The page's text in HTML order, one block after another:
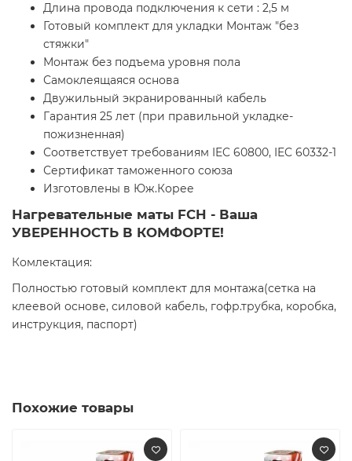
Длина провода подключения к сети : 2,5 м
Готовый комплект для укладки Монтаж "без
стяжки"
Монтаж без подъема уровня пола
Самоклеящаяся основа
Двужильный экранированный кабель
Гарантия 25 лет (при правильной укладке-
пожизненная)
Соответствует требованиям IEC 60800, IEC 60332-1
Сертификат таможенного союза
Изготовлены в Юж.Корее
Нагревательные маты FCH - Ваша
УВЕРЕННОСТЬ В КОМФОРТЕ!
Комлектация:
Полностью готовый комплект для монтажа(сетка на
клеевой основе, силовой кабель, гофр.трубка, коробка,
инструкция, паспорт)
Похожие товары